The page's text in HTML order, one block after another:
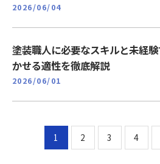
2026/06/04
塗装職人に必要なスキルと未経
かせる適性を徹底解説
2026/06/01
1 2 3 4